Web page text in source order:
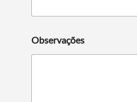
Observações